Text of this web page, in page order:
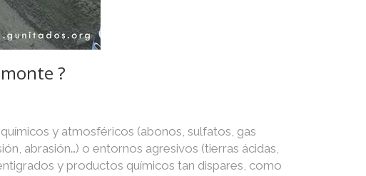
?
y atmosféricos (abonos, sulfatos, gas
abrasión…) o entornos agresivos (tierras ácidas,
y productos químicos tan dispares, como